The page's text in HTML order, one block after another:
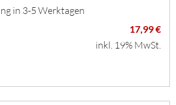
in 3-5 Werktagen
17,99 €
inkl. 19% MwSt.